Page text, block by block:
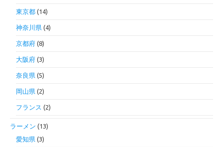
東京都 (14)
神奈川県 (4)
京都府 (8)
大阪府 (3)
奈良県 (5)
岡山県 (2)
フランス (2)
ラーメン (13)
愛知県 (3)